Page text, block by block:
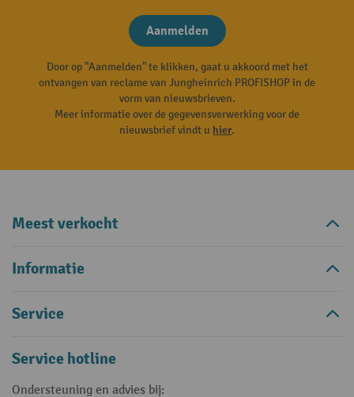
Aanmelden
Door op "Aanmelden" te klikken, gaat u akkoord met het
ontvangen van reclame van Jungheinrich PROFISHOP in de
vorm van nieuwsbrieven.
Meer informatie over de gegevensverwerking voor de
nieuwsbrief vindt u hier.
Meest verkocht
Informatie
Service
Service hotline
Ondersteuning en advies bij: